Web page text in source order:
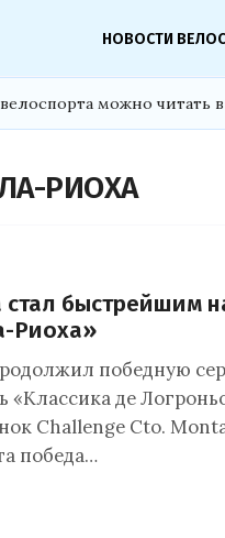
НОВОСТИ
можно читать в
РИОХА
быстрейшим
Риоха»
победную
«Классика де
Challenge Cto.
победа…